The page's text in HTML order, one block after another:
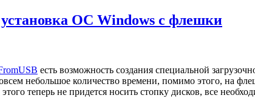
ОС Windows с флешки
есть возможность создания специальной
небольшое количество времени, помимо этого, на
теперь не придется носить стопку дисков, все